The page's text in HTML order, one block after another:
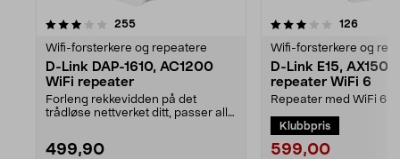
255anmeldelser
Wifi-forsterkere og repeatere
D-Link DAP-1610, AC1200
WiFi repeater
Forleng rekkevidden på det
trådløse nettverket ditt, passer alle
499,90
3.0av 5 stjerner 126
Wifi-forsterkere og
D-Link E15,
repeater WiFi 6
Repeater med WiFi 6-
filoverføringshastighet.
Klubbpris
599,00